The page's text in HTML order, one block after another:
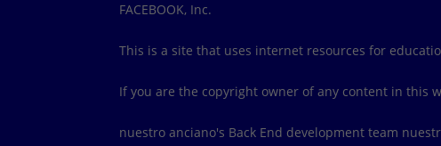
FACEBOOK, Inc.
This is a site that uses internet resources for
If you are the copyright owner of any content in this
nuestro anciano's Back End development team